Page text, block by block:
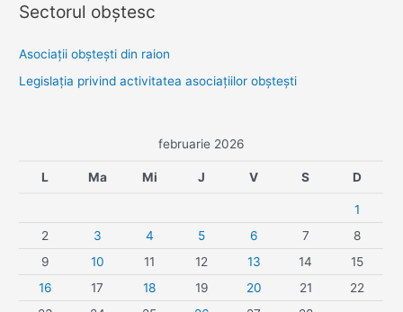
Sectorul obştesc
Asociaţii obşteşti din raion
Legislaţia privind activitatea asociaţiilor obşteşti
februarie 2026
L Ma Mi J V S D
1
2
3 4 5 6 7
8
9
10 11 12 13 14
15
16
17 18 19 20 21
22